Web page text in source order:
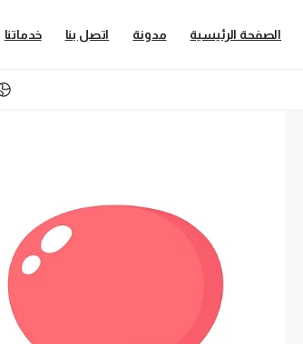
الصفحة الرئيسية مدونة اتصل بنا خدماتنا